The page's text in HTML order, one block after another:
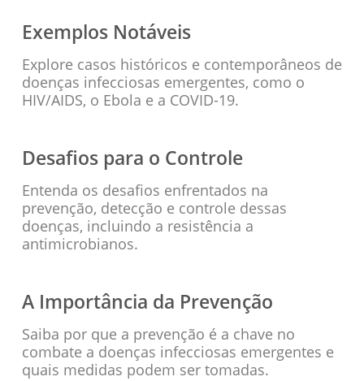
Exemplos Notáveis
Explore casos históricos e contemporâneos de
doenças infecciosas emergentes, como o
HIV/AIDS, o Ebola e a COVID-19.
Desafios para o Controle
Entenda os desafios enfrentados na
prevenção, detecção e controle dessas
doenças, incluindo a resistência a
antimicrobianos.
A Importância da Prevenção
Saiba por que a prevenção é a chave no
combate a doenças infecciosas emergentes e
quais medidas podem ser tomadas.